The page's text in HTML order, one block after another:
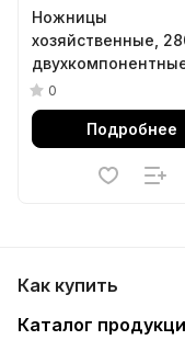
Ножницы
хозяйственные,
рукоятки Matrix
0
Подробнее
Как купить
Каталог